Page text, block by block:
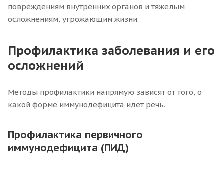
повреждениям внутренних органов и тяжелым
осложнениям, угрожающим жизни.
Профилактика заболевания и его
осложнений
Методы профилактики напрямую зависят от того, о
какой форме иммунодефицита идет речь.
Профилактика первичного
иммунодефицита (ПИД)